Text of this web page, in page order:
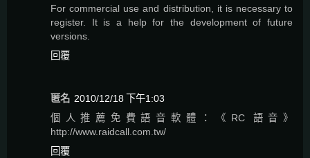
For commercial use and distribution, it is necessary to
register. It is a help for the development of future
versions.
回覆
匿名 2010/12/18 下午1:03
個人推薦免費語音軟體：《RC 語音》
http://www.raidcall.com.tw/
回覆